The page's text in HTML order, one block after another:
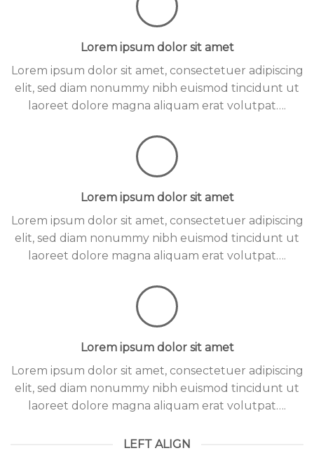
Lorem ipsum dolor sit amet
Lorem ipsum dolor sit amet, consectetuer adipiscing
elit, sed diam nonummy nibh euismod tincidunt ut
laoreet dolore magna aliquam erat volutpat….
Lorem ipsum dolor sit amet
Lorem ipsum dolor sit amet, consectetuer adipiscing
elit, sed diam nonummy nibh euismod tincidunt ut
laoreet dolore magna aliquam erat volutpat….
Lorem ipsum dolor sit amet
Lorem ipsum dolor sit amet, consectetuer adipiscing
elit, sed diam nonummy nibh euismod tincidunt ut
laoreet dolore magna aliquam erat volutpat….
LEFT ALIGN